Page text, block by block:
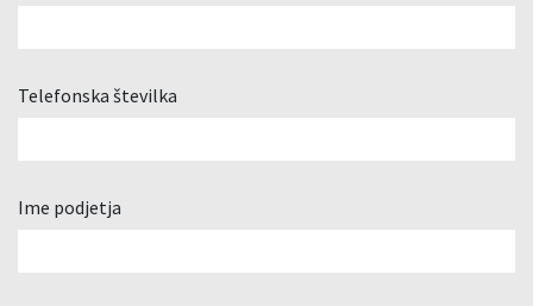
Telefonska številka
Ime podjetja